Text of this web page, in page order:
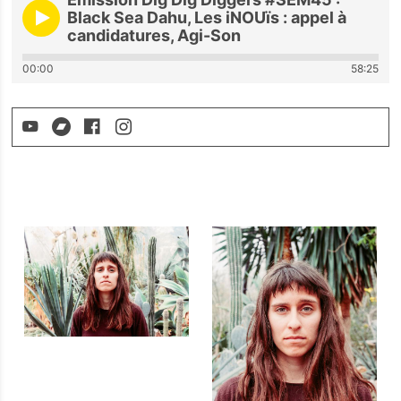
Black Sea Dahu, Les iNOUïs : appel à
candidatures, Agi-Son
00:00 58:25